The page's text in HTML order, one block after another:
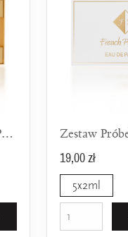
Zestaw Próbek FP Nr 8 - TOP 5 Świeżych Zapachów Dla Kobiet
19,00 zł
5x2ml